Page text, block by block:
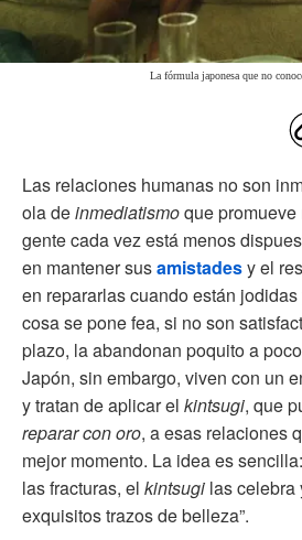
La fórmula japonesa que no
Las relaciones humanas no son
ola deinmediatismoque
gente cada vez está menos
en mantener susamistadesy el
en repararlas cuando están
cosa se pone fea, si no son
plazo, la abandonan poquito a
Japón, sin embargo, viven con un
y tratan de aplicar el kintsugi, que
reparar con oro, a esas relaciones
mejor momento. La idea es
las fracturas, el kintsugi las celebra
exquisitos trazos de belleza”.